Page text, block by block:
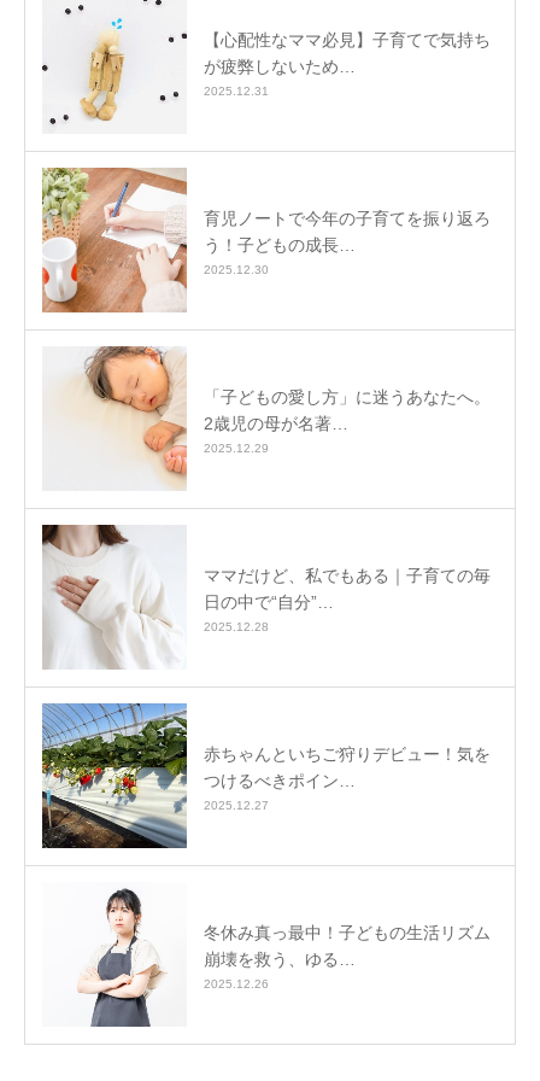
【心配性なママ必見】子育てで気持ち
が疲弊しないため…
2025.12.31
育児ノートで今年の子育てを振り返ろ
う！子どもの成長…
2025.12.30
「子どもの愛し方」に迷うあなたへ。
2歳児の母が名著…
2025.12.29
ママだけど、私でもある｜子育ての毎
日の中で“自分”…
2025.12.28
赤ちゃんといちご狩りデビュー！気を
つけるべきポイン…
2025.12.27
冬休み真っ最中！子どもの生活リズム
崩壊を救う、ゆる…
2025.12.26